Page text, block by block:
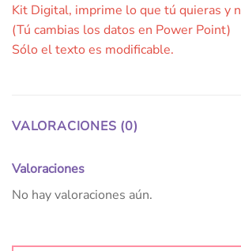
Kit Digital, imprime lo que tú quieras y
(Tú cambias los datos en Power Point)
Sólo el texto es modificable.
VALORACIONES (0)
Valoraciones
No hay valoraciones aún.